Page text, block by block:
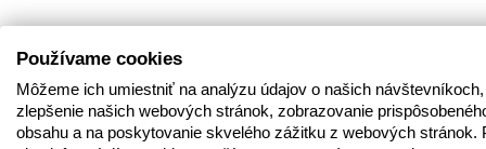
Používame cookies
Môžeme ich umiestniť na analýzu údajov o našich
zlepšenie našich webových stránok, zobrazovanie
obsahu a na poskytovanie skvelého zážitku z webových stránok.